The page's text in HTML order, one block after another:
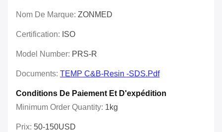
Nom De Marque: ZONMED
Certification: ISO
Model Number: PRS-R
Documents: TEMP C&B-Resin -SDS.pdf
Conditions De Paiement Et D'expédition
Minimum Order Quantity: 1kg
Prix: 50-150USD